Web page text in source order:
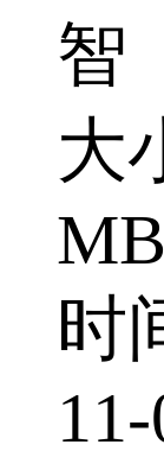
智
大
MB
时